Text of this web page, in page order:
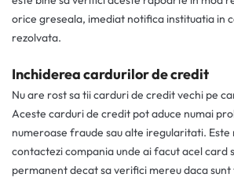
orice greseala, imediat notifica instituatia in
rezolvata.
Inchiderea cardurilor de credit
Nu are rost sa tii carduri de credit vechi pe
Aceste carduri de credit pot aduce numai
numeroase fraude sau alte iregularitati. Este
contactezi compania unde ai facut acel card
permanent decat sa verifici mereu daca